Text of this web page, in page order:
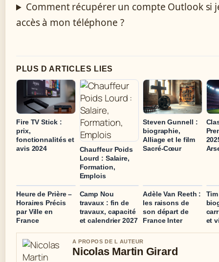
Comment récupérer un compte Outlook si
accès à mon téléphone ?
PLUS D ARTICLES LIES
Fire TV Stick :
prix,
fonctionnalités et
avis 2024
Chauffeur Poids
Lourd : Salaire,
Formation,
Emplois
Steven Gunnell :
biographie,
Alliage et le film
Sacré-Cœur
Heure de Prière –
Horaires Précis
par Ville en
France
Camp Nou
travaux : fin de
travaux, capacité
et calendrier 2027
Adèle Van Reeth :
les raisons de
son départ de
France Inter
et
A PROPOS DE L AUTEUR
Nicolas Martin Girard